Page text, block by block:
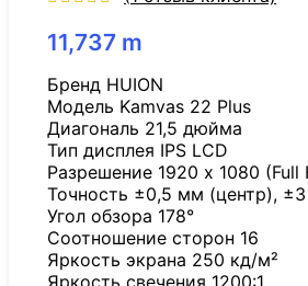
11,737 m
Бренд HUION
Модель Kamvas 22 Plus
Диагональ 21,5 дюйма
Тип дисплея IPS LCD
Разрешение 1920 x 1080 (Full
Точность ±0,5 мм (центр),
Угол обзора 178°
Соотношение сторон 16
Яркость экрана 250 кд/м²